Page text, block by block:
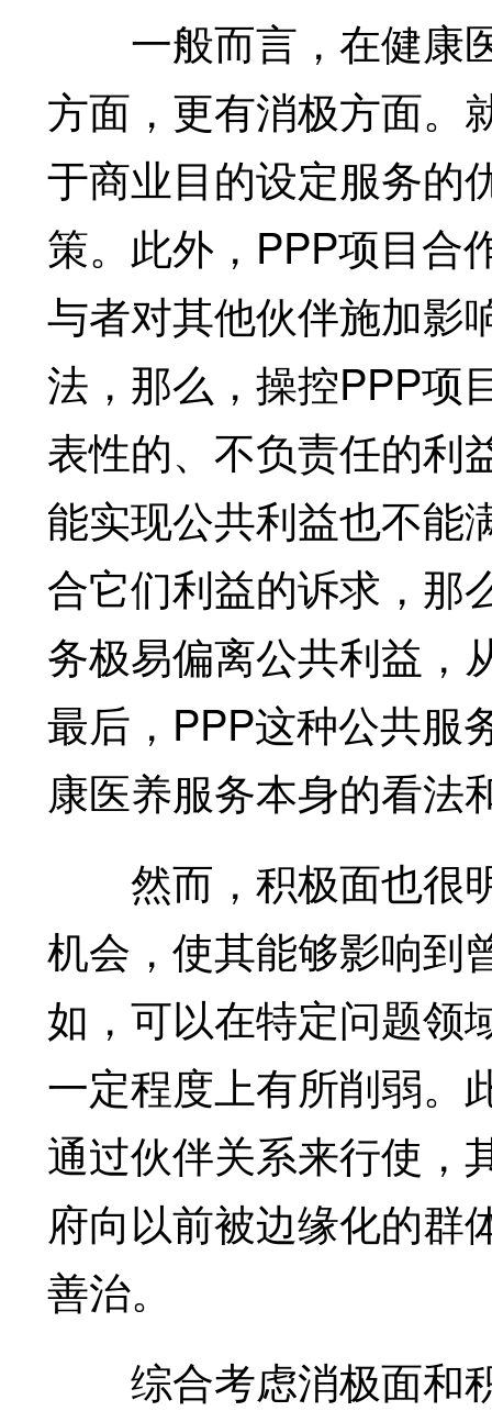
一般而言，在健康
方面，更有消极方面。
于商业目的设定服务的
策。此外，PPP项目合
与者对其他伙伴施加影
法，那么，操控PPP项
表性的、不负责任的利
能实现公共利益也不能
合它们利益的诉求，那
务极易偏离公共利益，
最后，PPP这种公共服
康医养服务本身的看法
然而，积极面也很
机会，使其能够影响到
如，可以在特定问题领
一定程度上有所削弱。
通过伙伴关系来行使，
府向以前被边缘化的群
善治。
综合考虑消极面和